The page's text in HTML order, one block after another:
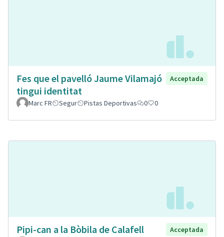
Fes que el pavelló Jaume Vilamajó
tingui identitat
Acceptada
Marc FR Segur Pistas Deportivas 0 0
Pipi-can a la Bòbila de Calafell
Acceptada